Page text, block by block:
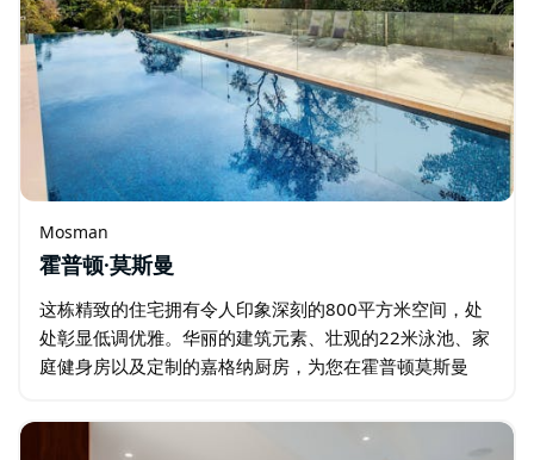
Mosman
霍普顿·莫斯曼
这栋精致的住宅拥有令人印象深刻的800平方米空间，处
处彰显低调优雅。华丽的建筑元素、壮观的22米泳池、家
庭健身房以及定制的嘉格纳厨房，为您在霍普顿莫斯曼
看…